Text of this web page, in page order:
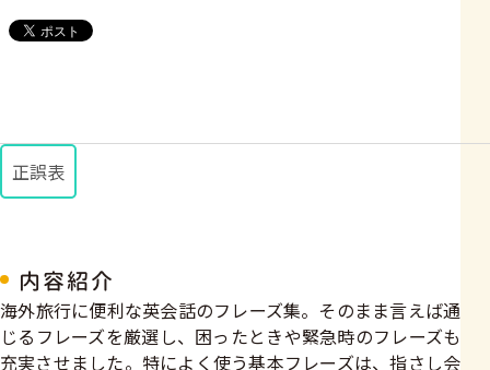
正誤表
内容紹介
​海外旅行に便利な英会話のフレーズ集。そのまま言えば通
じるフレーズを厳選し、困ったときや緊急時のフレーズも
充実させました。特によく使う基本フレーズは、指さし会